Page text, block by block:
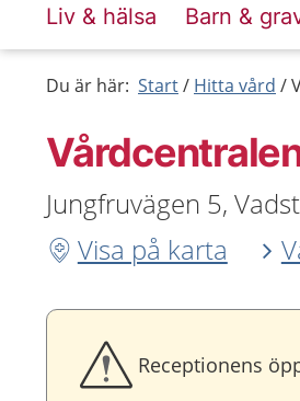
Liv & hälsa Barn &
Du är här: Start Hitta vård
Jungfruvägen 5,
Visa på karta
Receptionens